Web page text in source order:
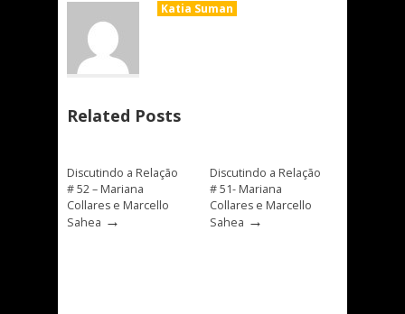
Katia Suman
Related Posts
Discutindo a Relação
# 52 – Mariana
Collares e Marcello
Sahea →
Discutindo a Relação
# 51- Mariana
Collares e Marcello
Sahea →